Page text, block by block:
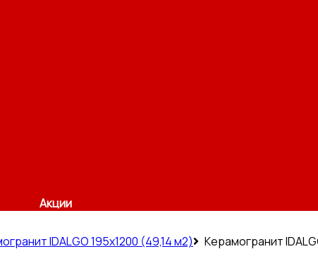
Акции
IDALGO 195x1200 (49,14 м2)
Керамогранит